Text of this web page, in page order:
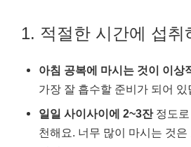
1. 적절한 시간에 섭취
아침 공복에 마시는 것이 이상
가장 잘 흡수할 준비가 되어 있
일일 사이사이에 2~3잔정도로
천해요. 너무 많이 마시는 것